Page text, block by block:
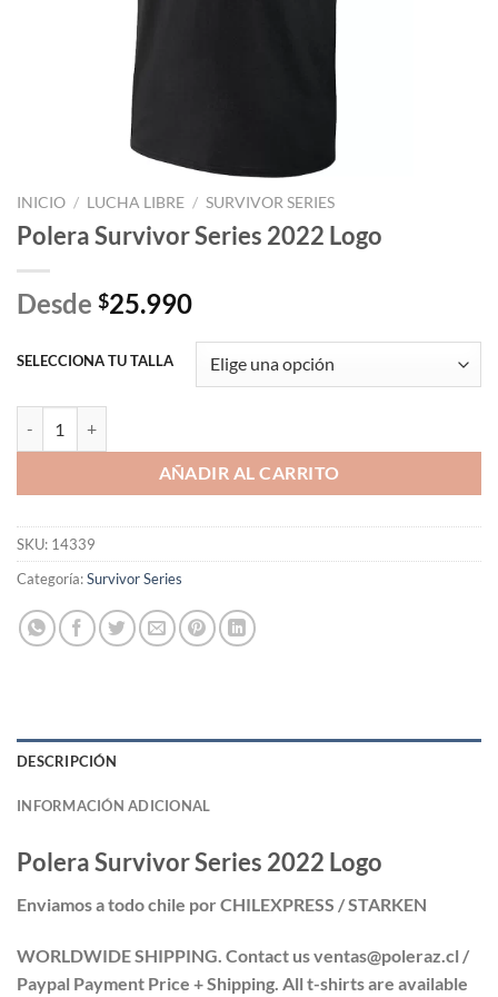
INICIO / LUCHA LIBRE / SURVIVOR SERIES
Polera Survivor Series 2022 Logo
Desde $25.990
SELECCIONA TU TALLA
AÑADIR AL CARRITO
SKU: 14339
Categoría:Survivor Series
DESCRIPCIÓN
INFORMACIÓN ADICIONAL
Polera Survivor Series 2022 Logo
Enviamos a todo chile por CHILEXPRESS / STARKEN
WORLDWIDE SHIPPING. Contact us ventas@poleraz.cl /
Paypal Payment Price + Shipping. All t-shirts are available